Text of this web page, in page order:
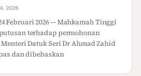
2026
Februari 2026 — Mahkamah Tinggi
terhadap permohonan
Datuk Seri Dr Ahmad Zahid
dan dibebaskan